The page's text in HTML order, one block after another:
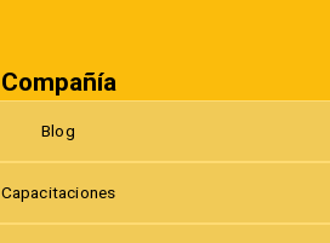
Compañía
Blog
Capacitaciones